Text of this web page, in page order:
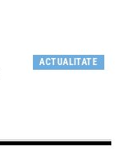
ACTUALITATE